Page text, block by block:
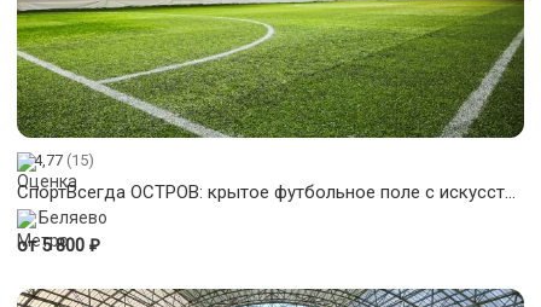
4,77 (15)
Беляево
от 5 800 ₽